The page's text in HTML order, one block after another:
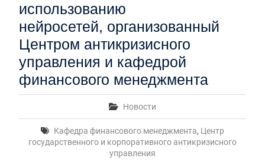
использованию
нейросетей, организованный
Центром антикризисного
управления и кафедрой
финансового менеджмента
Новости
Кафедра финансового менеджмента, Центр
государственного и корпоративного антикризисного
управления